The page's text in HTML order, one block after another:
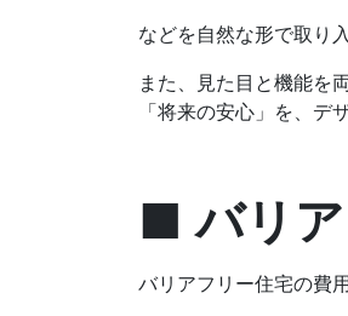
などを自然な形で取り
また、見た目と機能を
「将来の安心」を、デ
■ バリ
バリアフリー住宅の費